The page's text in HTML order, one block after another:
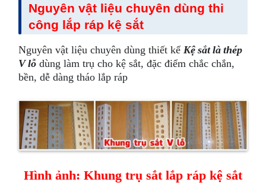
Nguyên vật liệu chuyên dùng thi
công lắp ráp kệ sắt
Nguyên vật liệu chuyên dùng thiết kế Kệ sắt là thép
V lỗ dùng làm trụ cho kệ sắt, đặc điểm chắc chắn,
bền, dễ dàng tháo lắp ráp
Hình ảnh: Khung trụ sắt lắp ráp kệ sắt